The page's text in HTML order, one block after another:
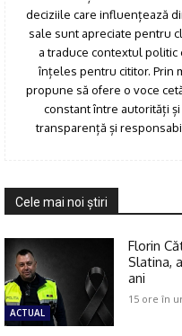
deciziile care influențează
sale sunt apreciate pentru
a traduce contextul
înțeles pentru cititor. Prin
propune să ofere o voce
constant între autorități
transparență și
Cele mai noi ştiri
ACTUAL
Florin
Slatina,
ani
15 ore în